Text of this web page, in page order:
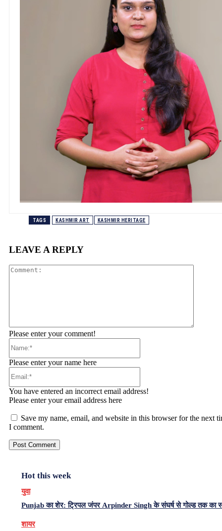
TAGS KASHMIR ART KASHMIR HERITAGE
LEAVE A REPLY
Please enter your comment!
Please enter your name here
You have entered an incorrect email address!
Please enter your email address here
Save my name, email, and website in this browser for the next
I comment.
Hot this week
युवा
Punjab का शेर: ट्रिपल जंपर Arpinder Singh के संघर्ष से गोल्ड तक का
शायर